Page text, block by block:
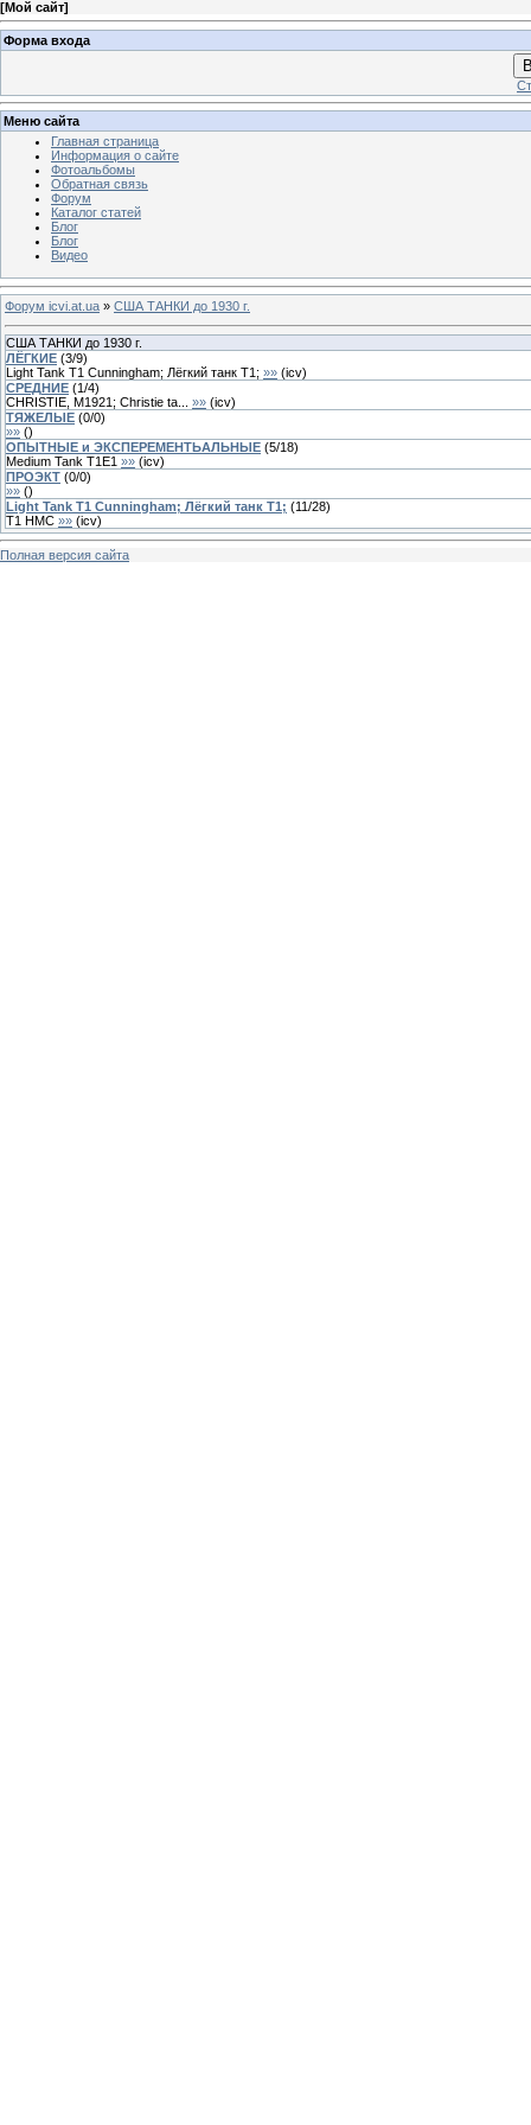
[Мой сайт]
Форма входа
Меню сайта
Главная страница
Информация о сайте
Фотоальбомы
Обратная связь
Форум
Каталог статей
Блог
Блог
Видео
Форум icvi.at.ua » США ТАНКИ до 1930 г.
США ТАНКИ до 1930 г.
ЛЁГКИЕ (3/9)
Light Tank T1 Cunningham; Лёгкий танк T1; »» (icv)
СРЕДНИЕ (1/4)
CHRISTIE, M1921; Christie ta...
»» (icv)
ТЯЖЕЛЫЕ (0/0)
»» ()
ОПЫТНЫЕ и ЭКСПЕРЕМЕНТЬАЛЬНЫЕ (5/18)
Medium Tank T1E1 »» (icv)
ПРОЭКТ (0/0)
»» ()
Light Tank T1 Cunningham; Лёгкий танк T1; (11/28)
T1 HMC »» (icv)
Полная версия сайта